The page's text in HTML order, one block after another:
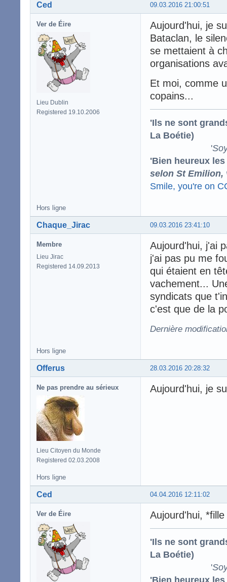
09.03.2016 21:00:51
Ced
Ver de Éire
Lieu Dublin
Registered 19.10.2006
Aujourd'hui, je
Bataclan, le
se mettaient à
organisations
Et moi, comme
copains...
'Ils ne sont
La Boétie)
'
'Bien heureux
selon St Emilion,
Smile, you're on
Hors ligne
09.03.2016 23:41:10
Chaque_Jirac
Membre
Lieu Jirac
Registered 14.09.2013
Aujourd'hui, j'ai
j'ai pas pu me
qui étaient en
vachement...
syndicats que
c'est que de la
Dernière
Hors ligne
28.03.2016 20:28:32
Offerus
Ne pas prendre au sérieux
Lieu Citoyen du Monde
Registered 02.03.2008
Aujourd'hui, je
Hors ligne
04.04.2016 12:11:02
Ced
Ver de Éire Aujourd'hui,
'Ils ne sont
La Boétie)
'
'Bien heureux